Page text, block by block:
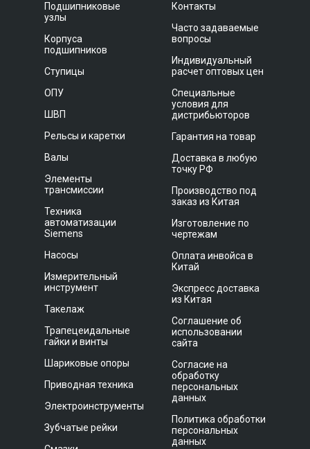
Подшипниковые
узлы
Корпуса
подшипников
Ступицы
ОПУ
ШВП
Рельсы и каретки
Валы
Элементы
трансмиссии
Техника
автоматизации
Siemens
Насосы
Измерительный
инструмент
Такелаж
Трапецеидальные
гайки и винты
Шариковые опоры
Приводная техника
Электроинструменты
Зубчатые рейки
Контакты
Часто задаваемые
вопросы
Индивидуальный
расчет оптовых цен
Специальные
условия для
дистрибьюторов
Гарантия на товар
Доставка в любую
точку РФ
Производство под
заказ из Китая
Изготовление по
чертежам
Оплата инвойса в
Китай
Экспресс доставка
из Китая
Соглашение об
использовании
сайта
Согласие на
обработку
персональных
данных
Политика обработки
персональных
данных